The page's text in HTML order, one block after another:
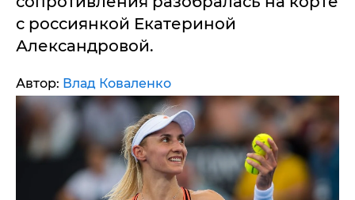
с россиянкой Екатериной
Александровой.
Автор: Влад Коваленко